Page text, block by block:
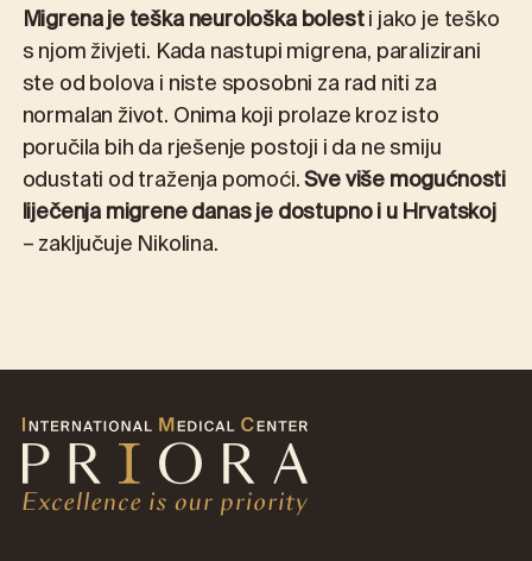
Migrena je teška neurološka bolesti jako je teško
s njom živjeti. Kada nastupi migrena, paralizirani
ste od bolova i niste sposobni za rad niti za
normalan život. Onima koji prolaze kroz isto
poručila bih da rješenje postoji i da ne smiju
odustati od traženja pomoći.Sve više mogućnosti
liječenja migrene danas je dostupno i u Hrvatskoj
– zaključuje Nikolina.